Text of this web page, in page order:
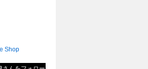
Shop